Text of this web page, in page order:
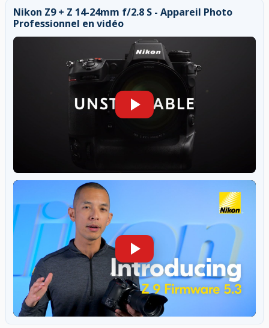
Nikon Z9 + Z 14-24mm f/2.8 S - Appareil Photo
Professionnel en vidéo